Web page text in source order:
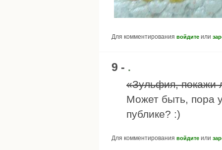
Для комментирования войдите или
9 - .
«Зульфия, покажи
Может быть, пора
публике? :)
Для комментирования войдите или